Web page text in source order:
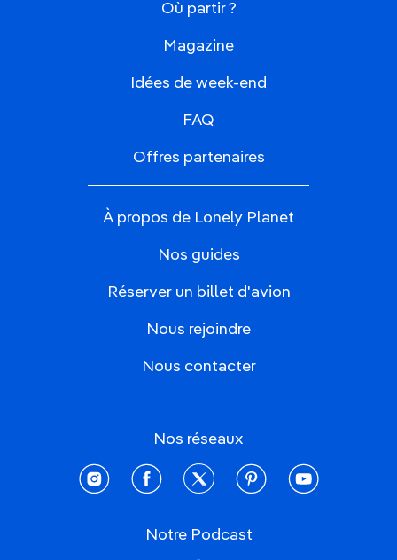
Où partir ?
Magazine
Idées de week-end
FAQ
Offres partenaires
À propos de Lonely Planet
Nos guides
Réserver un billet d'avion
Nous rejoindre
Nous contacter
Nos réseaux
instagramfacebooktwitter pinterestyoutube
Notre Podcast